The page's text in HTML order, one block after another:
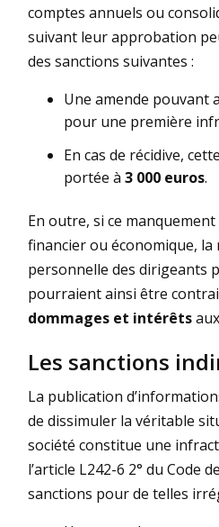
comptes annuels ou
suivant leur approbation
des sanctions suivantes :
Une amende pouvant
pour une première
En cas de récidive,
portée à 3 000 euros.
En outre, si ce
financier ou économique,
personnelle des dirigeants
pourraient ainsi être
dommages et intérêts
Les sanctions
La publication
de dissimuler la véritable
société constitue une
l’article L242-6 2° du Code
sanctions pour de telles